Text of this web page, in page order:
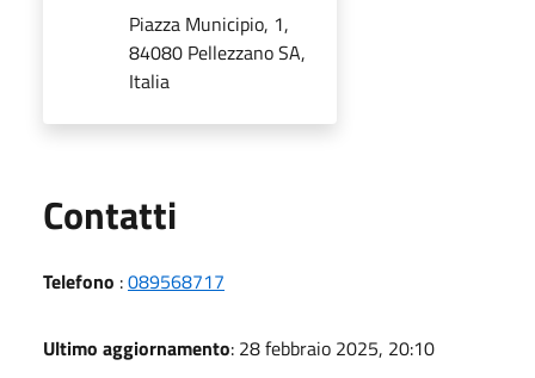
Piazza Municipio, 1,
84080 Pellezzano SA,
Italia
Contatti
Telefono :089568717
Ultimo aggiornamento: 28 febbraio 2025, 20:10